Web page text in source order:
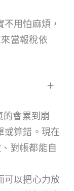
用怕麻煩，
當報稅依
的會累到崩
或算錯。現在
對帳都能自
可以把心力放